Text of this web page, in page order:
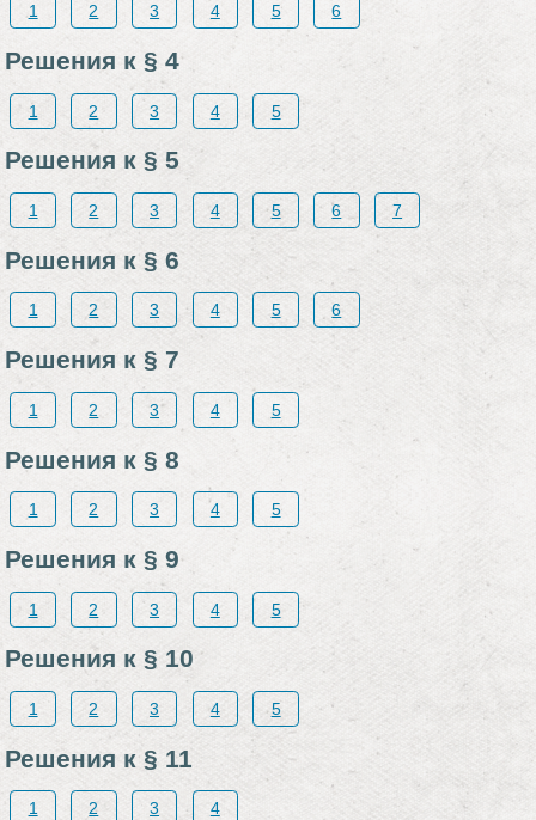
1 2 3 4 5 6
Решения к § 4
1 2 3 4 5
Решения к § 5
1 2 3 4 5 6 7
Решения к § 6
1 2 3 4 5 6
Решения к § 7
1 2 3 4 5
Решения к § 8
1 2 3 4 5
Решения к § 9
1 2 3 4 5
Решения к § 10
1 2 3 4 5
Решения к § 11
1 2 3 4